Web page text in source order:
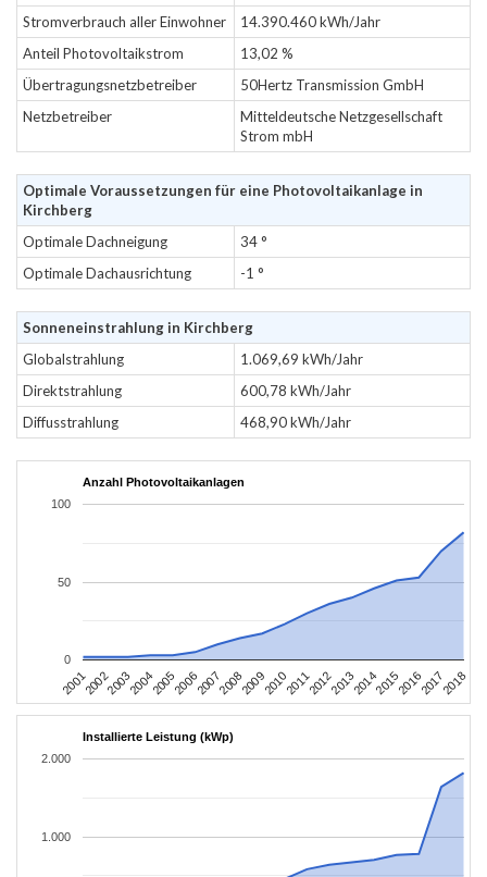
Stromverbrauch aller Einwohner
14.390.460 kWh/Jahr
Anteil Photovoltaikstrom
13,02 %
Übertragungsnetzbetreiber
50Hertz Transmission GmbH
Netzbetreiber
Mitteldeutsche Netzgesellschaft
Strom mbH
Optimale Voraussetzungen für eine Photovoltaikanlage in
Kirchberg
Optimale Dachneigung
34 °
Optimale Dachausrichtung
-1 °
Sonneneinstrahlung in Kirchberg
Globalstrahlung
1.069,69 kWh/Jahr
Direktstrahlung
600,78 kWh/Jahr
Diffusstrahlung
468,90 kWh/Jahr
Anzahl Photovoltaikanlagen
200120022003200420052006200720082009201020112012201320142015201620172018
0
50
100
Installierte Leistung (kWp)
1.000
2.000